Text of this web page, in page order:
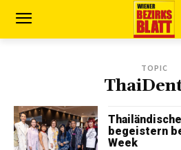
TOPIC
begeistern
Week